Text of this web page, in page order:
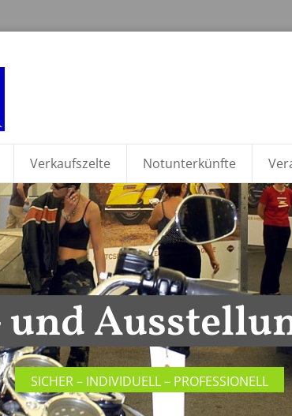
Verkaufszelte Notunterkünfte
und
SICHER – INDIVIDUELL – PROFESSIONELL